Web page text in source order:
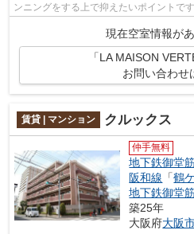
ンニングをする上で抑えたいポイントで
現在空室情報があ
「LA MAISON
お問い合わせ
賃貸 | マンション クルックス
仲手無料
地下鉄御堂
阪和線 「鶴
地下鉄御堂
築25年
大阪府大阪